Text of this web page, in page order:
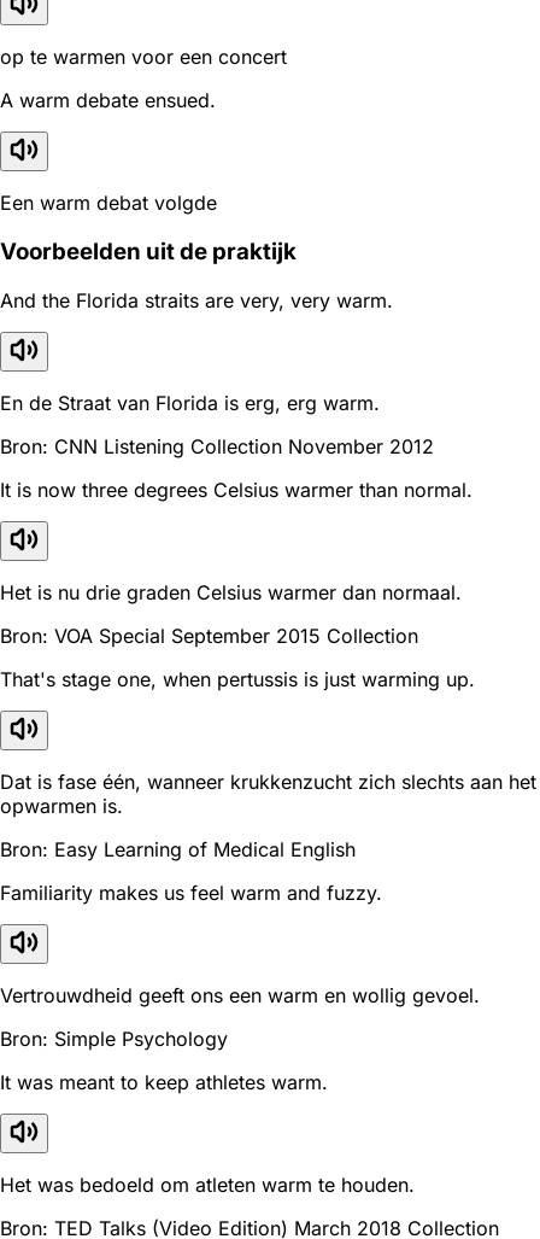
op te warmen voor een concert
A warm debate ensued.
Een warm debat volgde
Voorbeelden uit de praktijk
And the Florida straits are very, very warm.
En de Straat van Florida is erg, erg warm.
Bron: CNN Listening Collection November 2012
It is now three degrees Celsius warmer than normal.
Het is nu drie graden Celsius warmer dan normaal.
Bron: VOA Special September 2015 Collection
That's stage one, when pertussis is just warming up.
Dat is fase één, wanneer krukkenzucht zich slechts aan het
opwarmen is.
Bron: Easy Learning of Medical English
Familiarity makes us feel warm and fuzzy.
Vertrouwdheid geeft ons een warm en wollig gevoel.
Bron: Simple Psychology
It was meant to keep athletes warm.
Het was bedoeld om atleten warm te houden.
Bron: TED Talks (Video Edition) March 2018 Collection